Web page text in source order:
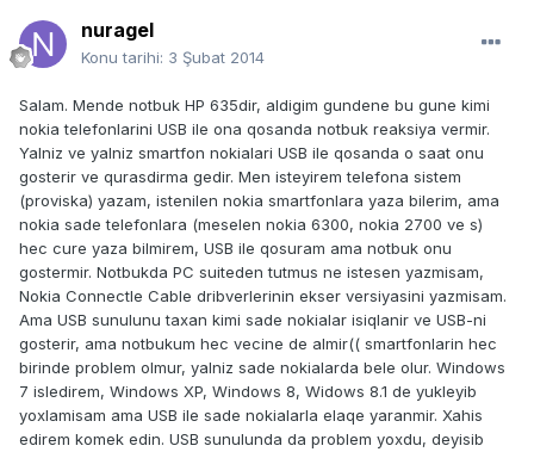
nuragel
Konu tarihi: 3 Şubat 2014
Salam. Mende notbuk HP 635dir, aldigim gundene bu gune kimi
nokia telefonlarini USB ile ona qosanda notbuk reaksiya vermir.
Yalniz ve yalniz smartfon nokialari USB ile qosanda o saat onu
gosterir ve qurasdirma gedir. Men isteyirem telefona sistem
(proviska) yazam, istenilen nokia smartfonlara yaza bilerim, ama
nokia sade telefonlara (meselen nokia 6300, nokia 2700 ve s)
hec cure yaza bilmirem, USB ile qosuram ama notbuk onu
gostermir. Notbukda PC suiteden tutmus ne istesen yazmisam,
Nokia Connectle Cable dribverlerinin ekser versiyasini yazmisam.
Ama USB sunulunu taxan kimi sade nokialar isiqlanir ve USB-ni
gosterir, ama notbukum hec vecine de almir(( smartfonlarin hec
birinde problem olmur, yalniz sade nokialarda bele olur. Windows
7 isledirem, Windows XP, Windows 8, Widows 8.1 de yukleyib
yoxlamisam ama USB ile sade nokialarla elaqe yaranmir. Xahis
edirem komek edin. USB sunulunda da problem yoxdu, deyisib